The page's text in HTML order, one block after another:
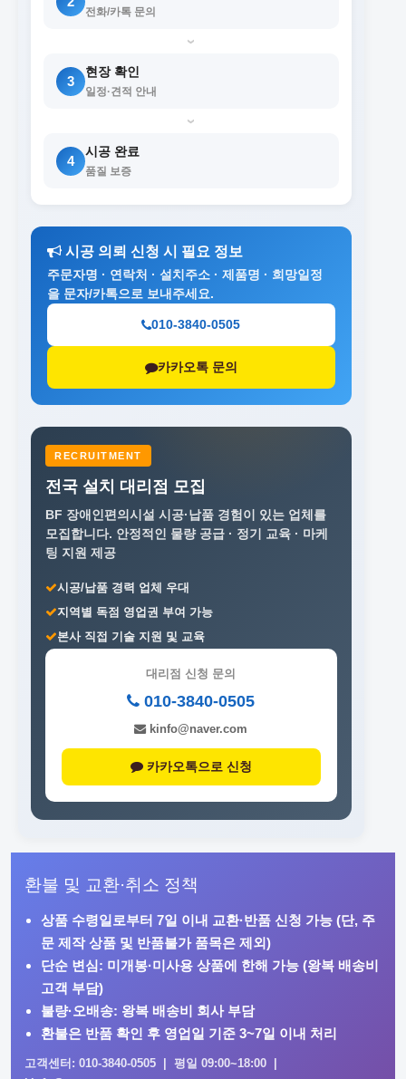
전화/카톡 문의
›
3
현장 확인
일정·견적 안내
›
4
시공 완료
품질 보증
시공 의뢰 신청 시 필요 정보
주문자명 · 연락처 · 설치주소 · 제품명 · 희망일정
을 문자/카톡으로 보내주세요.
010-3840-0505
카카오톡 문의
RECRUITMENT
전국 설치 대리점 모집
BF 장애인편의시설 시공·납품 경험이 있는 업체를
모집합니다. 안정적인 물량 공급 · 정기 교육 · 마케
팅 지원 제공
시공/납품 경력 업체 우대
지역별 독점 영업권 부여 가능
본사 직접 기술 지원 및 교육
대리점 신청 문의
010-3840-0505
kinfo@naver.com
카카오톡으로 신청
환불 및 교환·취소 정책
상품 수령일로부터 7일 이내 교환·반품 신청 가능 (단, 주
문 제작 상품 및 반품불가 품목은 제외)
단순 변심: 미개봉·미사용 상품에 한해 가능 (왕복 배송비
고객 부담)
불량·오배송: 왕복 배송비 회사 부담
환불은 반품 확인 후 영업일 기준 3~7일 이내 처리
고객센터: 010-3840-0505 | 평일 09:00~18:00 |